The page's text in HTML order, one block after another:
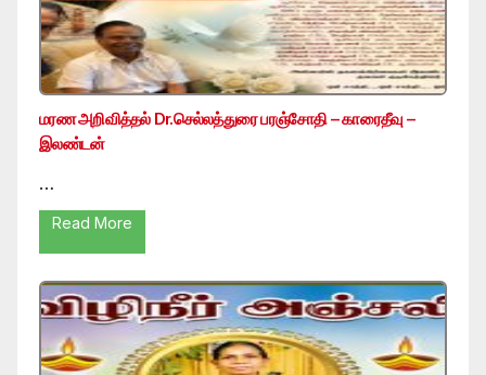
மரண அறிவித்தல் Dr.செல்லத்துரை பரஞ்சோதி – காரைதீவு –
இலண்டன்
…
Read More